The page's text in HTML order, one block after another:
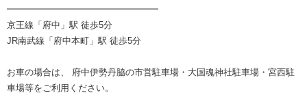
━━━━━━━━━━━━━━━━━
京王線「府中」駅 徒歩5分
JR南武線「府中本町」駅 徒歩5分
お車の場合は、 府中伊勢丹脇の市営駐車場・大国魂神社駐車場・宮西駐
車場等をご利用ください。